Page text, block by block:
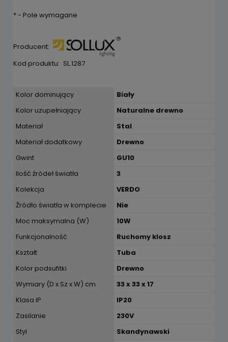
*- Pole wymagane
Producent:
Kod produktu: SL.1287
Kolor dominujący
Biały
Kolor uzupełniający
Naturalne drewno
Materiał
Stal
Materiał dodatkowy
Drewno
Gwint
GU10
Ilość źródeł światła
3
Kolekcja
VERDO
Źródło światła w komplecie
Nie
Moc maksymalna (W)
10W
Funkcjonalność
Ruchomy klosz
Kształt
Tuba
Kolor podsufitki
Drewno
Wymiary (D x Sz x W) cm
33 x 33 x 17
Klasa IP
IP20
Zasilanie
230V
Styl
Skandynawski